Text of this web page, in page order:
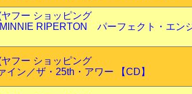
フー ショッピング
RIPERTON パーフェクト・エン
フー ショッピング
イン／ザ・25th・アワー 【CD】